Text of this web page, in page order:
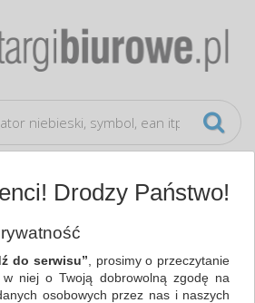
Etykiety opisowe
Drodzy Państwo!
do serwisu” , prosimy o przeczytanie
niej o Twoją dobrowolną zgodę na
osobowych przez nas i naszych